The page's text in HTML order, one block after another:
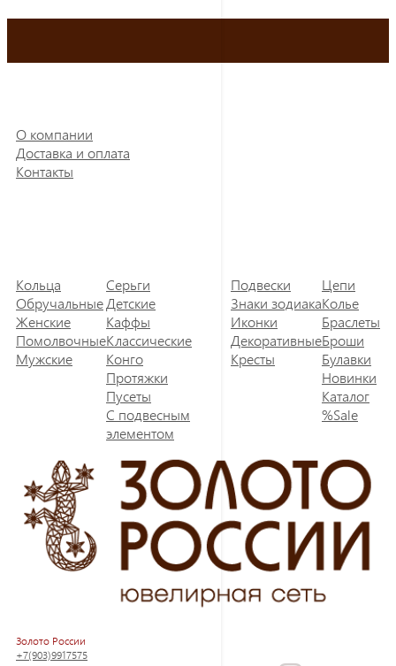
О компании
Доставка и оплата
Контакты
Кольца
Обручальные
Женские
Помолвочные
Мужские
Серьги
Детские
Каффы
Классические
Конго
Протяжки
Пусеты
С подвесным
элементом
Подвески
Знаки зодиака
Иконки
Декоративные
Кресты
Цепи
Колье
Браслеты
Броши
Булавки
Новинки
Каталог
%Sale
Золото России
+7(903)9917575